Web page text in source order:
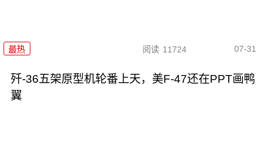
最热 阅读 11724 07-31
歼-36五架原型机轮番上天，美F-47还在PPT画鸭
翼